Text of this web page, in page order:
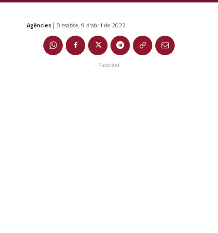
Agències | Dissabte, 9 d'abril de 2022
- Publicitat -